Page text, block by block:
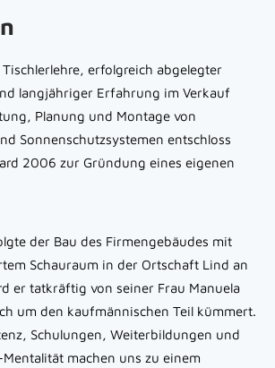
erfolgreich abgelegter
langjähriger Erfahrung im Verkauf
Planung und Montage von
Sonnenschutzsystemen entschloss
2006 zur Gründung eines eigenen
der Bau des Firmengebäudes mit
Schauraum in der Ortschaft Lind an
er tatkräftig von seiner Frau Manuela
um den kaufmännischen Teil kümmert.
Schulungen, Weiterbildungen und
machen uns zu einem